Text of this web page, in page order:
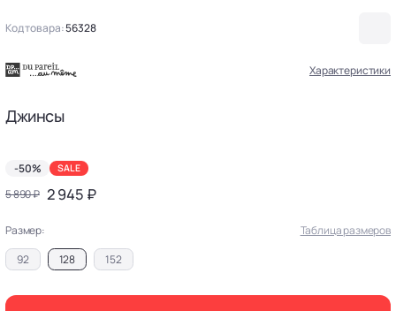
Код товара:56328
Характеристики
Джинсы
-50% SALE
5 890 ₽ 2 945 ₽
Размер:
Таблица размеров
92
128 152